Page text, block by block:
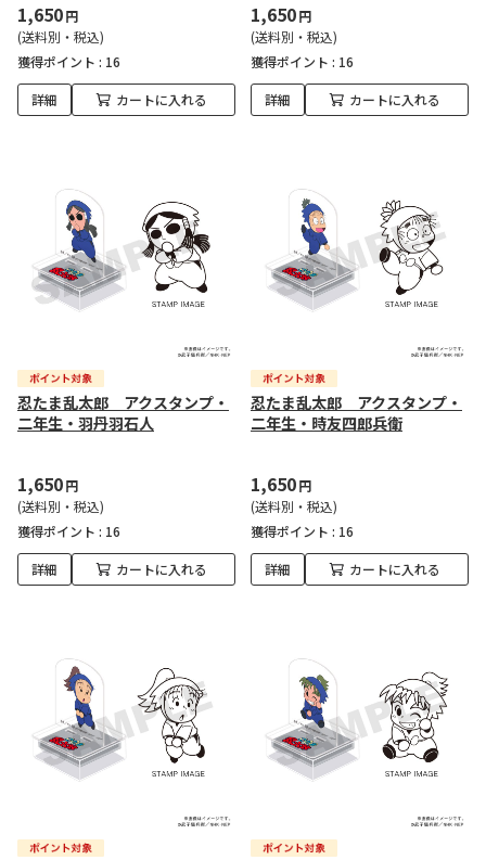
1,650円
(送料別・税込)
獲得ポイント : 16
詳細 カートに入れる
1,650円
(送料別・税込)
獲得ポイント : 16
詳細 カートに入れる
忍たま乱太郎 アクスタンプ・
二年生・羽丹羽石人
1,650円
(送料別・税込)
獲得ポイント : 16
詳細 カートに入れる
忍たま乱太郎 アクスタンプ・
二年生・時友四郎兵衛
1,650円
(送料別・税込)
獲得ポイント : 16
詳細 カートに入れる